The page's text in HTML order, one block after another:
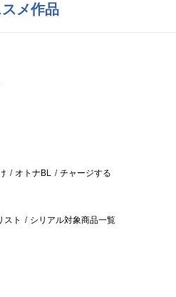
メ作品
オトナBL チャージする
スト シリアル対象商品一覧